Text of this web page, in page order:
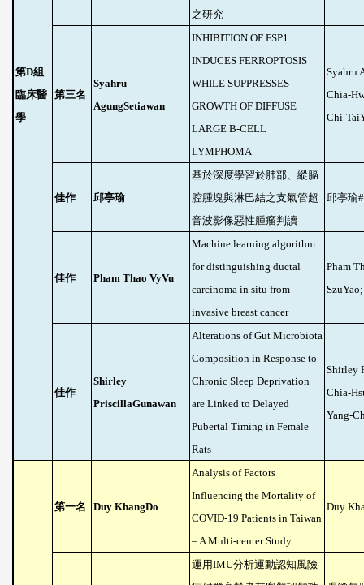
第D組
臨床醫
學
之研究
第三名
Syahru
AgungSetiawan
INHIBITION OF FSP1
INDUCES FERROPTOSIS
WHILE SUPPRESSES
GROWTH OF DIFFUSE
LARGE B-CELL
LYMPHOMA
Syahru
Chia-
Chi-
佳作 邱亭瑜
基於深度學習於肺部、縱膈
腔腫塊與淋巴結之支氣管超
音波影像惡性腫瘤判讀
邱亭瑜
佳作 Pham Thao VyVu
Machine learning algorithm
for distinguishing ductal
carcinoma in situ from
invasive breast cancer
Pham
佳作
Shirley
PriscillaGunawan
Alterations of Gut Microbiota
Composition in Response to
Chronic Sleep Deprivation
are Linked to Delayed
Pubertal Timing in Female
Rats
Shirley
Chia-
Yang-
第一名 Duy KhangDo
Analysis of Factors
Influencing the Mortality of
COVID-19 Patients in Taiwan
– A Multi-center Study
Duy
運用IMU分析運動認知風險